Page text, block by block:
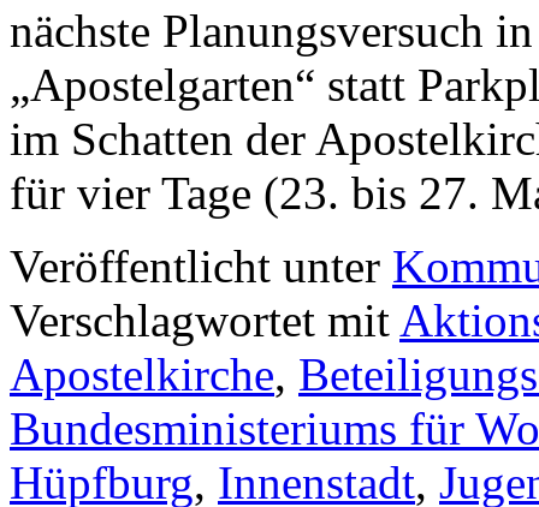
nächste Planungsversuch
„Apostelgarten“ statt
im Schatten der
für vier Tage (23. bis 27.
Veröffentlicht unter
Verschlagwortet mit
Apostelkirche,
Bundesministeriums für
Hüpfburg, Innenstadt,